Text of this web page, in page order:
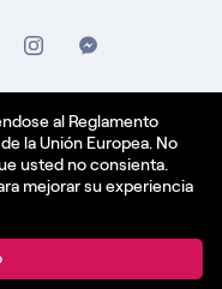
al Reglamento
la Unión Europea. No
usted no consienta.
mejorar su experiencia
Spa VAT code